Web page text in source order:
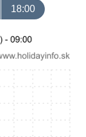
18:00